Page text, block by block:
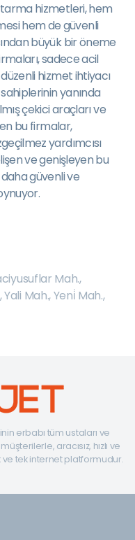
hizmetleri, hem
hem de güvenli
büyük bir öneme
sadece acil
hizmet ihtiyacı
yanında
çekici araçları ve
bu firmalar,
yardımcısı
ve genişleyen bu
daha güvenli ve
Mah.,
,Yali Mah.,Yeni̇ Mah.,
erbabı tüm ustaları ve
aracısız, hızlı ve
ve tek internet platformudur.